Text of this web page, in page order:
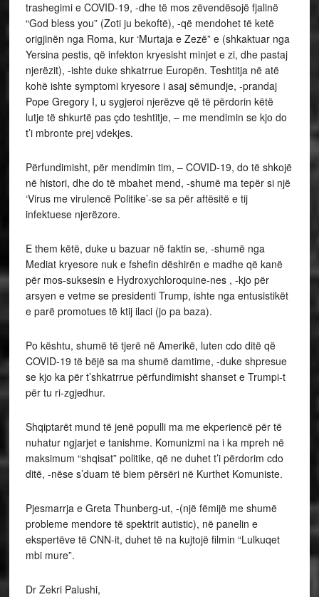
trashegimi e COVID-19, -dhe të mos zëvendësojë fjalinë
“God bless you” (Zoti ju bekoftë), -që mendohet të ketë
origjinën nga Roma, kur ‘Murtaja e Zezë” e (shkaktuar nga
Yersina pestis, që infekton kryesisht minjet e zi, dhe pastaj
njerëzit), -ishte duke shkatrrue Europën. Teshtitja në atë
kohë ishte symptomi kryesore i asaj sëmundje, -prandaj
Pope Gregory I, u sygjeroi njerëzve që të përdorin këtë
lutje të shkurtë pas çdo teshtitje, – me mendimin se kjo do
t’i mbronte prej vdekjes.
Përfundimisht, për mendimin tim, – COVID-19, do të shkojë
në histori, dhe do të mbahet mend, -shumë ma tepër si një
‘Virus me virulencë Politike’-se sa për aftësitë e tij
infektuese njerëzore.
E them këtë, duke u bazuar në faktin se, -shumë nga
Mediat kryesore nuk e fshefin dëshirën e madhe që kanë
për mos-suksesin e Hydroxychloroquine-nes , -kjo për
arsyen e vetme se presidenti Trump, ishte nga entusistikët
e parë promotues të ktij ilaci (jo pa baza).
Po kështu, shumë të tjerë në Amerikë, luten cdo ditë që
COVID-19 të bëjë sa ma shumë damtime, -duke shpresue
se kjo ka për t’shkatrrue përfundimisht shanset e Trumpi-t
për tu ri-zgjedhur.
Shqiptarët mund të jenë populli ma me ekperiencë për të
nuhatur ngjarjet e tanishme. Komunizmi na i ka mpreh në
maksimum “shqisat” politike, që ne duhet t’i përdorim cdo
ditë, -nëse s’duam të biem përsëri në Kurthet Komuniste.
Pjesmarrja e Greta Thunberg-ut, -(një fëmijë me shumë
probleme mendore të spektrit autistic), në panelin e
ekspertëve të CNN-it, duhet të na kujtojë filmin “Lulkuqet
mbi mure”.
Dr Zekri Palushi,